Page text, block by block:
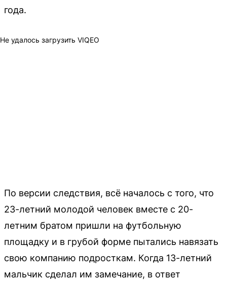
года.
Не удалось загрузить VIQEO
По версии следствия, всё началось с того, что
23-летний молодой человек вместе с 20-
летним братом пришли на футбольную
площадку и в грубой форме пытались навязать
свою компанию подросткам. Когда 13-летний
мальчик сделал им замечание, в ответ